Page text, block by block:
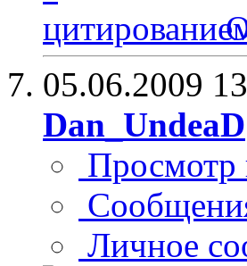
05.06.2009
Dan_UndeaD
Просмотр
Личное